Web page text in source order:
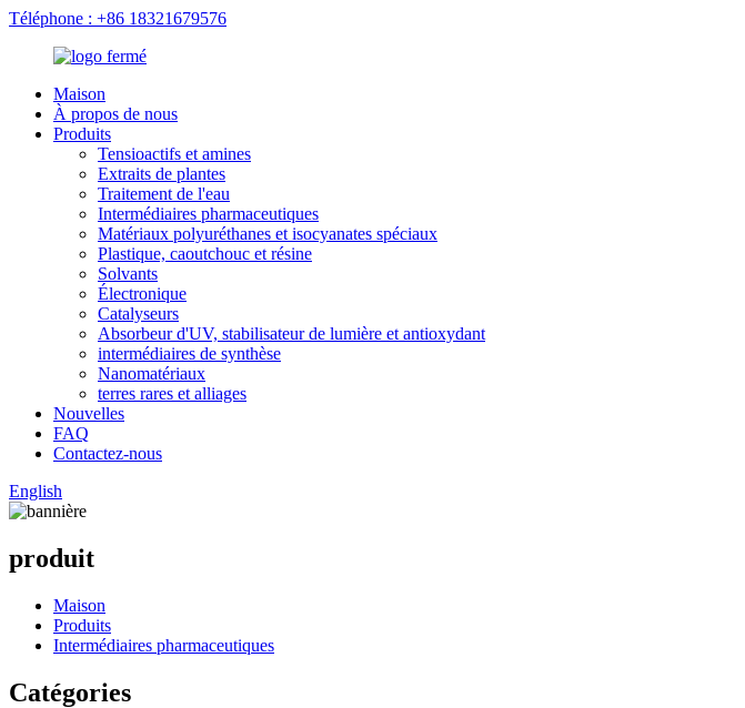
Téléphone : +86 18321679576
Maison
À propos de nous
Produits
Tensioactifs et amines
Extraits de plantes
Traitement de l'eau
Intermédiaires pharmaceutiques
Matériaux polyuréthanes et isocyanates spéciaux
Plastique, caoutchouc et résine
Solvants
Électronique
Catalyseurs
Absorbeur d'UV, stabilisateur de lumière et antioxydant
intermédiaires de synthèse
Nanomatériaux
terres rares et alliages
Nouvelles
FAQ
Contactez-nous
English
produit
Maison
Produits
Intermédiaires pharmaceutiques
Catégories